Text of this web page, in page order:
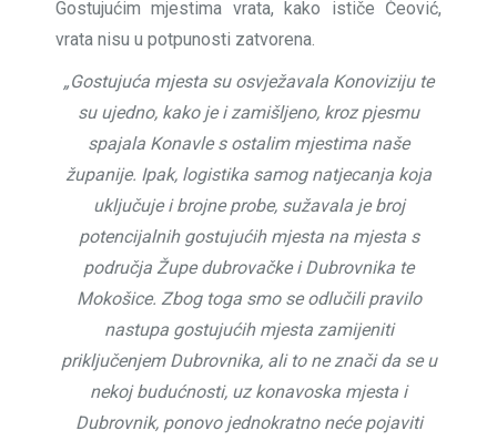
Gostujućim mjestima vrata, kako ističe Čeović,
vrata nisu u potpunosti zatvorena.
„Gostujuća mjesta su osvježavala Konoviziju te
su ujedno, kako je i zamišljeno, kroz pjesmu
spajala Konavle s ostalim mjestima naše
županije. Ipak, logistika samog natjecanja koja
uključuje i brojne probe, sužavala je broj
potencijalnih gostujućih mjesta na mjesta s
područja Župe dubrovačke i Dubrovnika te
Mokošice. Zbog toga smo se odlučili pravilo
nastupa gostujućih mjesta zamijeniti
priključenjem Dubrovnika, ali to ne znači da se u
nekoj budućnosti, uz konavoska mjesta i
Dubrovnik, ponovo jednokratno neće pojaviti